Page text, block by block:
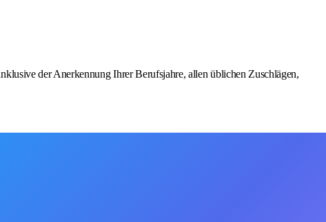
der Anerkennung Ihrer Berufsjahre, allen üblichen Zuschlägen,